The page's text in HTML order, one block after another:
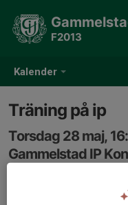
Kalender
F2013
Träning på ip
Torsdag 28 maj,
Gammelstad IP